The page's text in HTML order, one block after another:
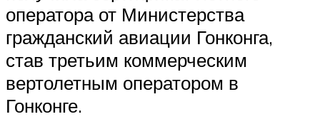
оператора от Министерства
гражданский авиации Гонконга,
став третьим коммерческим
вертолетным оператором в
Гонконге.